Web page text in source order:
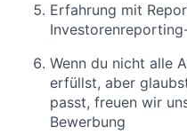
Erfahrung mit
Wenn du nicht alle
erfüllst, aber
passt, freuen wir
Bewerbung